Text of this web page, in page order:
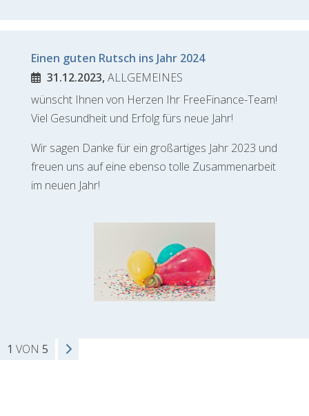
Einen guten Rutsch ins Jahr 2024
31.12.2023,ALLGEMEINES
wünscht Ihnen von Herzen Ihr FreeFinance-Team!
Viel Gesundheit und Erfolg fürs neue Jahr!
Wir sagen Danke für ein großartiges Jahr 2023 und
freuen uns auf eine ebenso tolle Zusammenarbeit
im neuen Jahr!
1 VON 5